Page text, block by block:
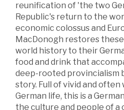
reunification of 'the two
Republic's return to the
economic colossus and
MacDonogh restores
world history to their
food and drink that
deep-rooted provincialism
story. Full of vivid and
German life, this is a
the culture and people of a